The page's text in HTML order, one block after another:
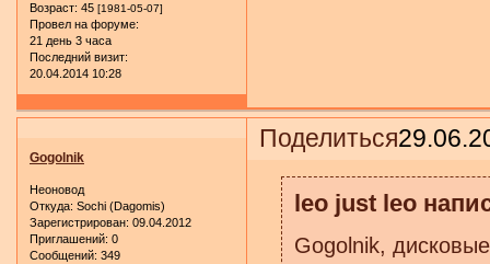
Возраст: 45 [1981-05-07]
Провел на форуме:
21 день 3 часа
Последний визит:
20.04.2014 10:28
Поделиться
Gogolnik
Неоновод
Откуда: Sochi (Dagomis)
Зарегистрирован: 09.04.2012
Приглашений: 0
Сообщений: 349
leo just leo
Gogolnik,